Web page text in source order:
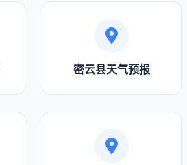
密云县天气预报